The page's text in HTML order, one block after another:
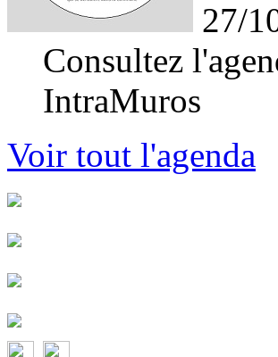
27/
Consultez
IntraMuros
Voir tout l'agenda